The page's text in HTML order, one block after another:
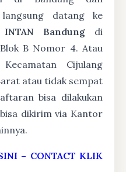
datang ke
Bandung di
B Nomor 4. Atau
Cijulang
atau tidak sempat
bisa dilakukan
dikirim via Kantor
– CONTACT KLIK